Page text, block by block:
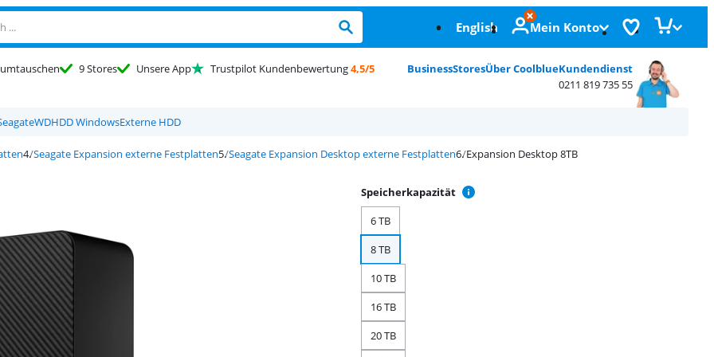
English Mein Konto
umtauschen 9 Stores Unsere App Trustpilot Kundenbewertung4,5/5 BusinessStoresÜber CoolblueKundendienst
0211 819 735 55
WDHDD WindowsExterne HDD
Seagate Expansion externe Festplatten Seagate Expansion Desktop externe Festplatten Expansion Desktop 8TB
Speicherkapazität
6 TB
8 TB
10 TB
16 TB
20 TB